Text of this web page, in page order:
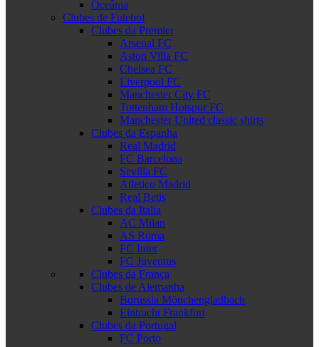
Oceânia
Clubes de Futebol
Clubes da Premier
Arsenal FC
Aston Villa FC
Chelsea FC
Liverpool FC
Manchester City FC
Tottenham Hotspur FC
Manchester United classic shirts
Clubes da Espanha
Real Madrid
FC Barcelona
Sevilla FC
Atletico Madrid
Real Betis
Clubes da Italia
AC Milan
AS Roma
FC Inter
FC Juventus
Clubes da França
Clubes de Alemanha
Borussia Mönchengladbach
Eintracht Frankfurt
Clubes da Portugal
FC Porto